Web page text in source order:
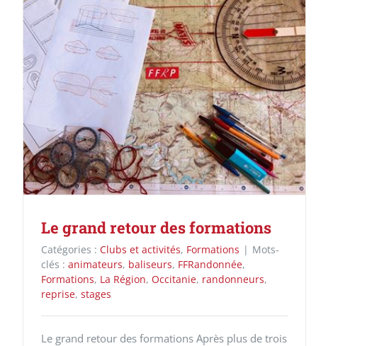
Le grand retour des formations
Catégories : Clubs et activités, Formations | Mots-
clés : animateurs, baliseurs, FFRandonnée,
Formations, La Région, Occitanie, randonneurs,
reprise, stages
Le grand retour des formations Après plus de trois